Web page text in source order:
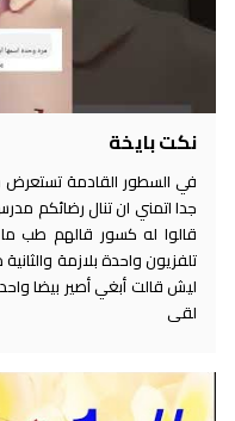
نكت بايخة
في السطور القادمة
جدا اتمني ان تنال رضائكم
قالوا له كسور قالهم طب
تلفزيون واحدة بلازمة
ليش قالت أبغي أصير بيضا
لقى